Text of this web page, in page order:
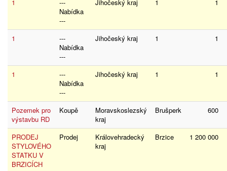
1
---
Nabídka
---
Jihočeský kraj 1 1
1
---
Nabídka
---
Jihočeský kraj 1 1
1
---
Nabídka
---
Jihočeský kraj 1 1
Pozemek pro
výstavbu RD
Koupě
Moravskoslezský
kraj
Brušperk 600
PRODEJ
STYLOVÉHO
STATKU V
BRZICÍCH
Prodej
Královehradecký
kraj
Brzice 1 200 000